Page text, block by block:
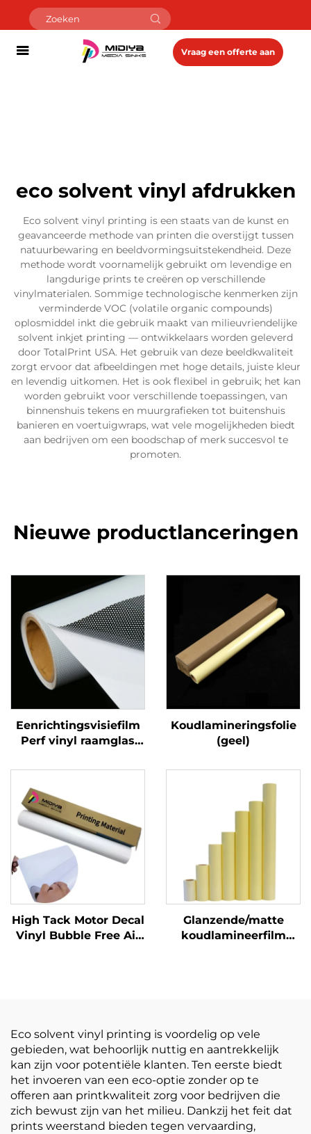
Vraag een offerte aan
eco solvent vinyl afdrukken
Eco solvent vinyl printing is een staats van de kunst en
geavanceerde methode van printen die overstijgt tussen
natuurbewaring en beeldvormingsuitstekendheid. Deze
methode wordt voornamelijk gebruikt om levendige en
langdurige prints te creëren op verschillende
vinylmaterialen. Sommige technologische kenmerken zijn
verminderde VOC (volatile organic compounds)
oplosmiddel inkt die gebruik maakt van milieuvriendelijke
solvent inkjet printing — ontwikkelaars worden geleverd
door TotalPrint USA. Het gebruik van deze beeldkwaliteit
zorgt ervoor dat afbeeldingen met hoge details, juiste kleur
en levendig uitkomen. Het is ook flexibel in gebruik; het kan
worden gebruikt voor verschillende toepassingen, van
binnenshuis tekens en muurgrafieken tot buitenshuis
banieren en voertuigwraps, wat vele mogelijkheden biedt
aan bedrijven om een boodschap of merk succesvol te
promoten.
Nieuwe productlanceringen
Eenrichtingsvisiefilm
Perf vinyl raamglas
Perforated Viny Roll
Koudlamineringsfolie
(geel)
High Tack Motor Decal
Vinyl Bubble Free Air
Glanzende/matte
koudlamineerfilm
Eco solvent vinyl printing is voordelig op vele
gebieden, wat behoorlijk nuttig en aantrekkelijk
kan zijn voor potentiële klanten. Ten eerste biedt
het invoeren van een eco-optie zonder op te
offeren aan printkwaliteit zorg voor bedrijven die
zich bewust zijn van het milieu. Dankzij het feit dat
prints weerstand bieden tegen vervaarding,